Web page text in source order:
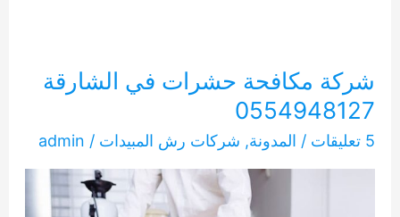
شركة مكافحة حشرات في الشارقة
0554948127
5 تعليقات / المدونة, شركات رش المبيدات /
admin